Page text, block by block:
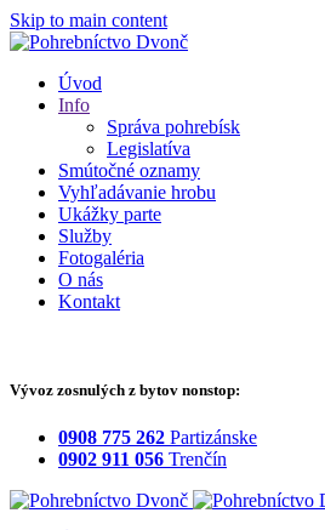
Skip to main content
Úvod
Info
Správa pohrebísk
Legislatíva
Smútočné oznamy
Vyhľadávanie hrobu
Ukážky parte
Služby
Fotogaléria
O nás
Kontakt
Vývoz zosnulých z bytov nonstop:
0908 775 262 Partizánske
0902 911 056 Trenčín